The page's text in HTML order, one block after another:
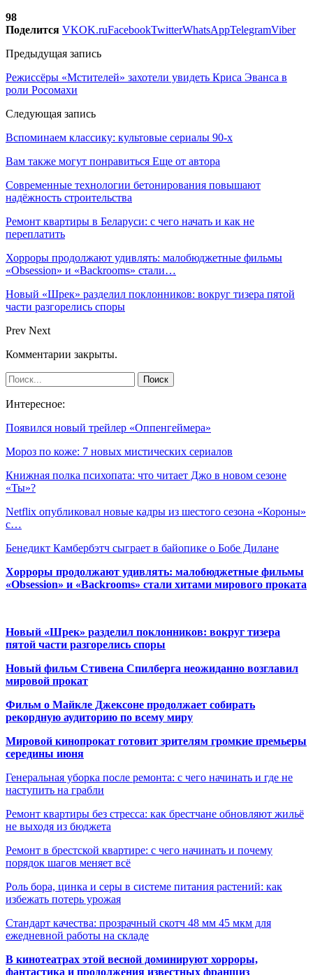
98
Поделится VKOK.ruFacebookTwitterWhatsAppTelegramViber
Предыдущая запись
Режиссёры «Мстителей» захотели увидеть Криса Эванса в
роли Росомахи
Следующая запись
Вспоминаем классику: культовые сериалы 90-х
Вам также могут понравиться Еще от автора
Современные технологии бетонирования повышают
надёжность строительства
Ремонт квартиры в Беларуси: с чего начать и как не
переплатить
Хорроры продолжают удивлять: малобюджетные фильмы
«Obsession» и «Backrooms» стали…
Новый «Шрек» разделил поклонников: вокруг тизера пятой
части разгорелись споры
Prev Next
Комментарии закрыты.
Интересное:
Появился новый трейлер «Оппенгеймера»
Мороз по коже: 7 новых мистических сериалов
Книжная полка психопата: что читает Джо в новом сезоне
«Ты»?
Netflix опубликовал новые кадры из шестого сезона «Короны»
с…
Бенедикт Камбербэтч сыграет в байопике о Бобе Дилане
Хорроры продолжают удивлять: малобюджетные фильмы
«Obsession» и «Backrooms» стали хитами мирового проката
Новый «Шрек» разделил поклонников: вокруг тизера
пятой части разгорелись споры
Новый фильм Стивена Спилберга неожиданно возглавил
мировой прокат
Фильм о Майкле Джексоне продолжает собирать
рекордную аудиторию по всему миру
Мировой кинопрокат готовит зрителям громкие премьеры
середины июня
Генеральная уборка после ремонта: с чего начинать и где не
наступить на грабли
Ремонт квартиры без стресса: как брестчане обновляют жильё
не выходя из бюджета
Ремонт в брестской квартире: с чего начинать и почему
порядок шагов меняет всё
Роль бора, цинка и серы в системе питания растений: как
избежать потерь урожая
Стандарт качества: прозрачный скотч 48 мм 45 мкм для
ежедневной работы на складе
В кинотеатрах этой весной доминируют хорроры,
фантастика и продолжения известных франшиз